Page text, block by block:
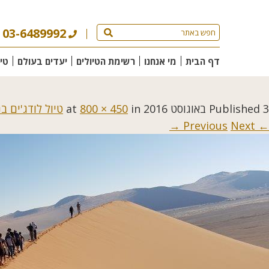
03-6489992
דף הבית מי אנחנו רשימת הטיולים יעדים בעולם
Published 3 באוגוסט 2016 800 × 450 in
טיול לודג'ים
← Previous
Next →